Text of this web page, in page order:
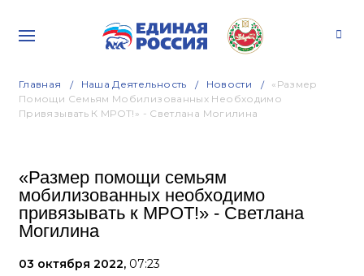
Главная Наша Деятельность Новости
«Размер
Помощи Семьям Мобилизованных Необходимо
Привязывать К МРОТ!» - Светлана Могилина
«Размер помощи семьям
мобилизованных необходимо
привязывать к МРОТ!» - Светлана
Могилина
03 октября 2022, 07:23